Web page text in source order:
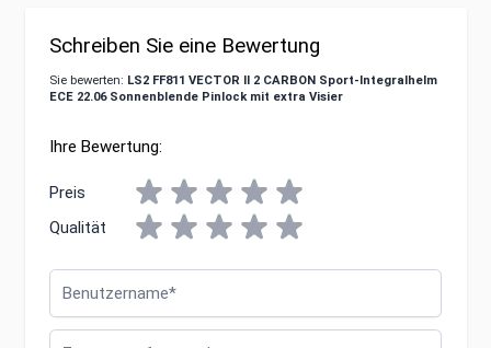
Schreiben Sie eine Bewertung
Sie bewerten: LS2 FF811 VECTOR II 2 CARBON Sport-Integralhelm
ECE 22.06 Sonnenblende Pinlock mit extra Visier
Ihre Bewertung:
Preis
Qualität